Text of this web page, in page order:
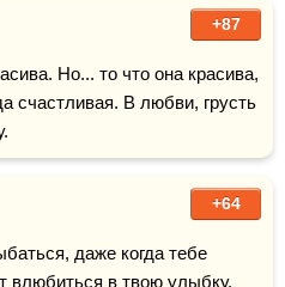
+87
Но... то что она красива,
счастливая. В любви, грусть
+64
даже когда тебе
влюбиться в твою улыбку.